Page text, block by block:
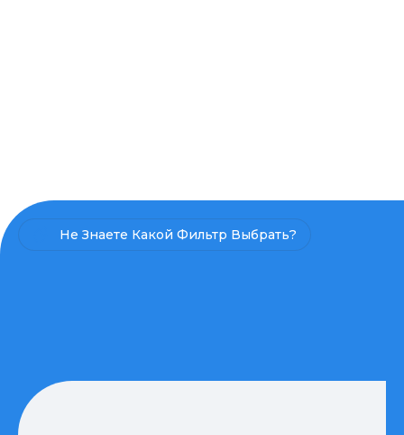
Не Знаете Какой Фильтр Выбрать?